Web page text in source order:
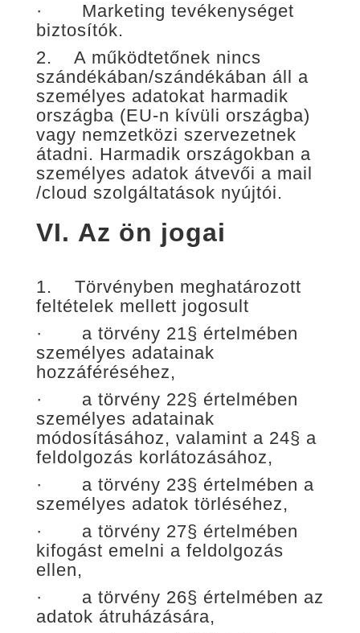
· Marketing tevékenységet
biztosítók.
2. A működtetőnek nincs
szándékában/szándékában áll a
személyes adatokat harmadik
országba (EU-n kívüli országba)
vagy nemzetközi szervezetnek
átadni. Harmadik országokban a
személyes adatok átvevői a mail
/cloud szolgáltatások nyújtói.
VI. Az ön jogai
1. Törvényben meghatározott
feltételek mellett jogosult
· a törvény 21§ értelmében
személyes adatainak
hozzáféréséhez,
· a törvény 22§ értelmében
személyes adatainak
módosításához, valamint a 24§ a
feldolgozás korlátozásához,
· a törvény 23§ értelmében a
személyes adatok törléséhez,
· a törvény 27§ értelmében
kifogást emelni a feldolgozás
ellen,
· a törvény 26§ értelmében az
adatok átruházására,